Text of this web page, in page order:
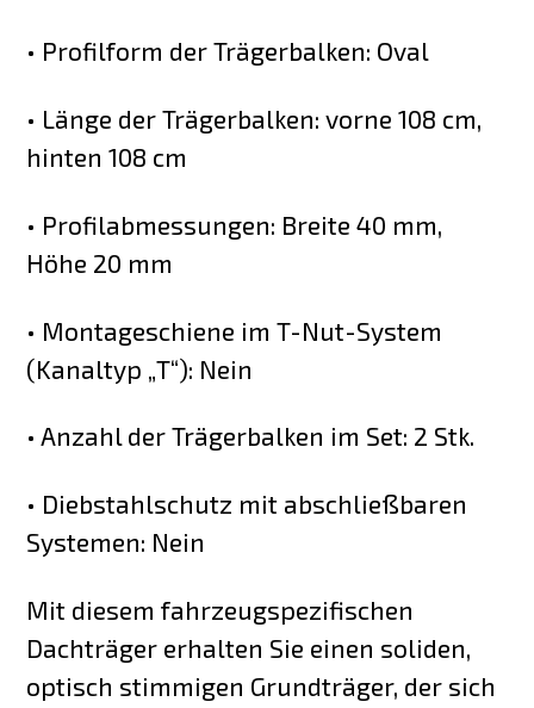
• Profilform der Trägerbalken: Oval
• Länge der Trägerbalken: vorne 108 cm,
hinten 108 cm
• Profilabmessungen: Breite 40 mm,
Höhe 20 mm
• Montageschiene im T-Nut-System
(Kanaltyp „T“): Nein
• Anzahl der Trägerbalken im Set: 2 Stk.
• Diebstahlschutz mit abschließbaren
Systemen: Nein
Mit diesem fahrzeugspezifischen
Dachträger erhalten Sie einen soliden,
optisch stimmigen Grundträger, der sich